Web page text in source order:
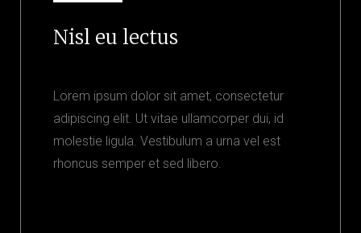
Nisl eu lectus
Lorem ipsum dolor sit amet, consectetur
adipiscing elit. Ut vitae ullamcorper dui, id
molestie ligula. Vestibulum a urna vel est
rhoncus semper et sed libero.